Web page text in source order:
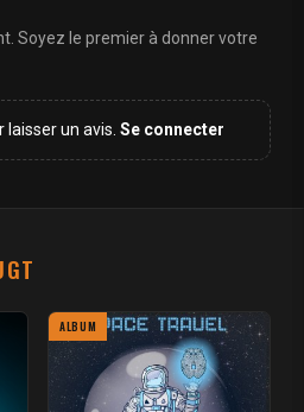
Soyez le premier à donner votre
laisser un avis. Se connecter
ALBUM